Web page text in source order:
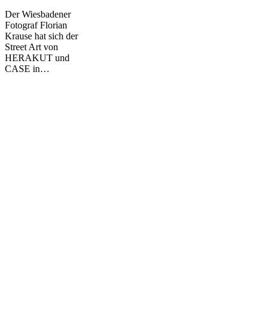
Der Wiesbadener
Fotograf Florian
Krause hat sich der
Street Art von
HERAKUT und
CASE in…